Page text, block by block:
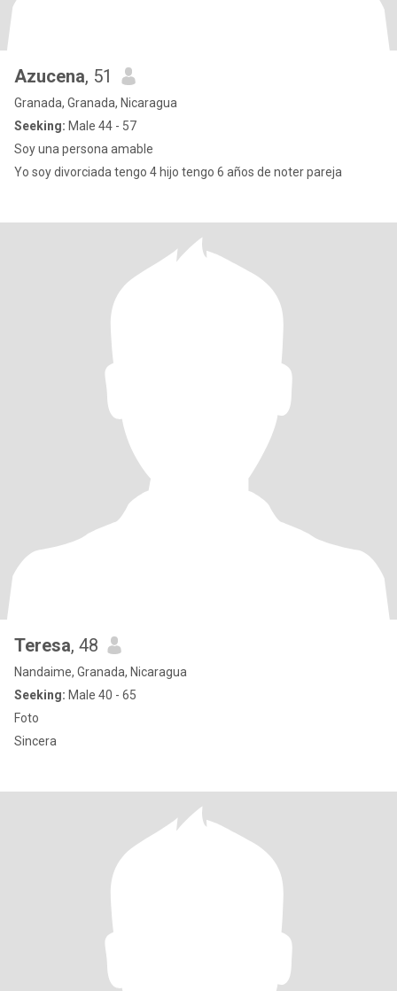
Azucena, 51
Granada, Granada, Nicaragua
Seeking: Male 44 - 57
Soy una persona amable
Yo soy divorciada tengo 4 hijo tengo 6 años de noter pareja
Teresa, 48
Nandaime, Granada, Nicaragua
Seeking: Male 40 - 65
Foto
Sincera